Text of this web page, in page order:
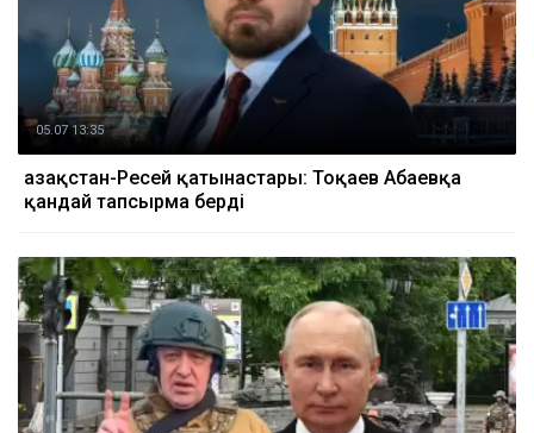
05.07 13:35
Қазақстан-Ресей қатынастары: Тоқаев Абаевқа
қандай тапсырма берді